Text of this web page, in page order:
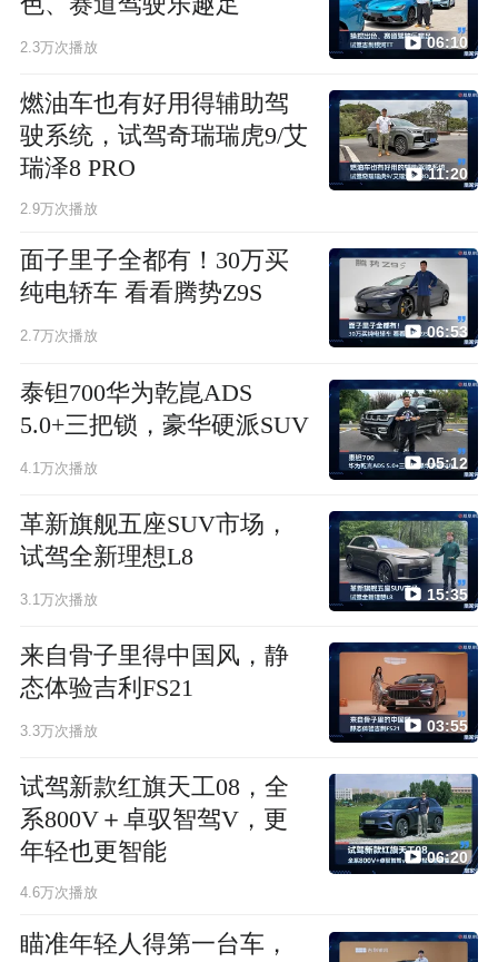
2.3万次播放 06:10
燃油车也有好用得辅助驾
驶系统，试驾奇瑞瑞虎9/艾
瑞泽8 PRO
2.9万次播放
11:20
面子里子全都有！30万买
纯电轿车 看看腾势Z9S
2.7万次播放 06:53
泰钽700华为乾崑ADS
5.0+三把锁，豪华硬派SUV
4.1万次播放 05:12
革新旗舰五座SUV市场，
试驾全新理想L8
3.1万次播放 15:35
来自骨子里得中国风，静
态体验吉利FS21
3.3万次播放 03:55
试驾新款红旗天工08，全
系800V＋卓驭智驾V，更
年轻也更智能
4.6万次播放
06:20
瞄准年轻人得第一台车，